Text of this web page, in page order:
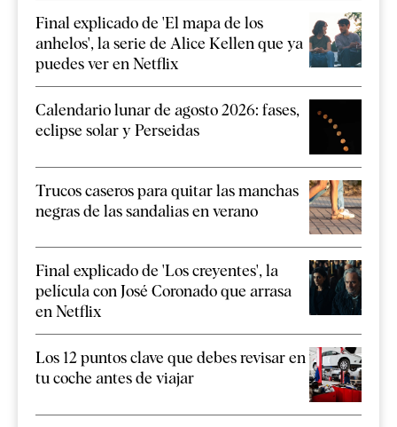
Final explicado de 'El mapa de los
anhelos', la serie de Alice Kellen que ya
puedes ver en Netflix
Calendario lunar de agosto 2026: fases,
eclipse solar y Perseidas
Trucos caseros para quitar las manchas
negras de las sandalias en verano
Final explicado de 'Los creyentes', la
película con José Coronado que arrasa
en Netflix
Los 12 puntos clave que debes revisar en
tu coche antes de viajar